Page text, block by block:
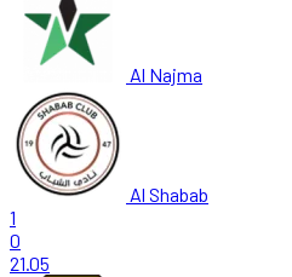
Al Najma
Al Shabab
1
0
21.05